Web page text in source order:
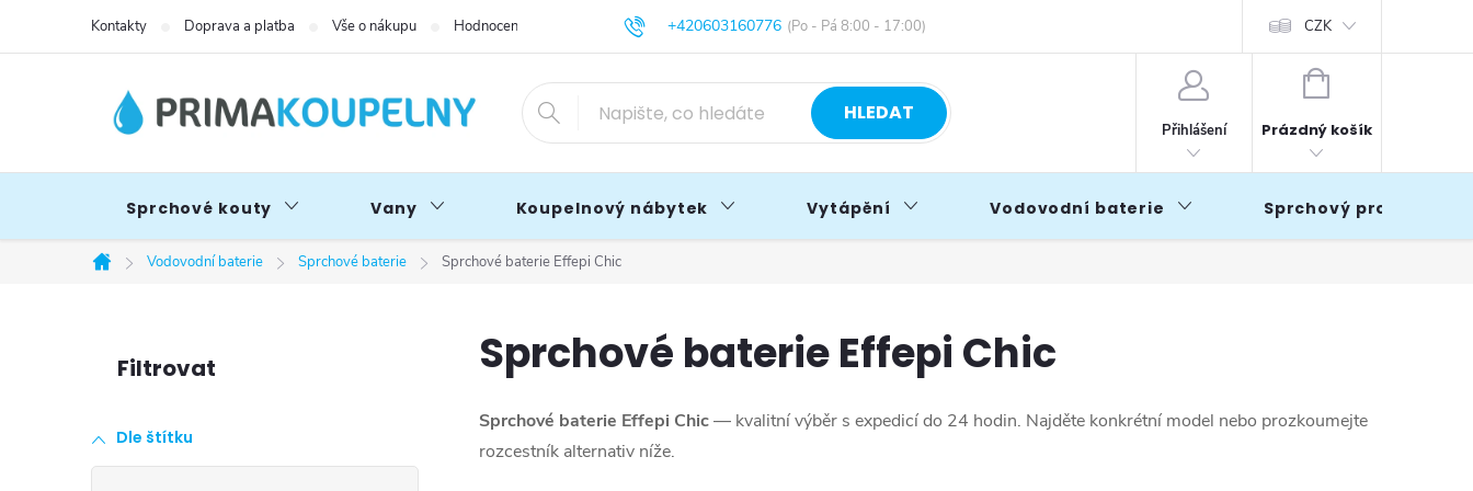
+420603160776
info@primakoupelny.cz
Kontakty Doprava a platba Vše o nákupu Hodnocení obchodu Obchodní podmínky Blog CZK
HLEDAT
Přihlášení
NÁKUPNÍ
Prázdný košík
Sprchové kouty Vany Koupelnový nábytek Vytápění Vodovodní baterie Sprchový program
Domů
Vodovodní baterie Sprchové baterie Sprchové baterie Effepi Chic
sDle štítku
Sprchové baterie Effepi Chic
Sprchové baterie Effepi Chic— kvalitní výběr s expedicí do 24 hodin. Najděte konkrétní model nebo prozkoumejte
rozcestník alternativ níže.